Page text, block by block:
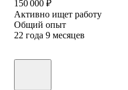
150 000 ₽
Активно ищет работу
Общий опыт
22 года 9 месяцев